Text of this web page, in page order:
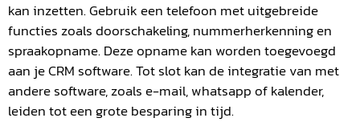
kan inzetten. Gebruik een telefoon met uitgebreide
functies zoals doorschakeling, nummerherkenning en
spraakopname. Deze opname kan worden toegevoegd
aan je CRM software. Tot slot kan de integratie van met
andere software, zoals e-mail, whatsapp of kalender,
leiden tot een grote besparing in tijd.